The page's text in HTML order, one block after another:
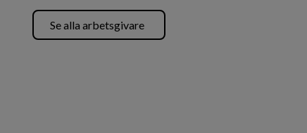
Se alla arbetsgivare